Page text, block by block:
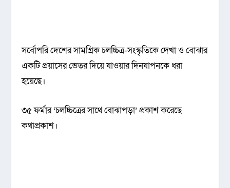
সর্বোপরি দেশের সামগ্রিক চলচ্চিত্র-সংস্কৃতিকে দেখা ও বোঝার
একটি প্রয়াসের ভেতর দিয়ে যাওয়ার দিনযাপনকে ধরা
হয়েছে।
৩৫ ফর্মার ‘চলচ্চিত্রের সাথে বোঝাপড়া’ প্রকাশ করেছে
কথাপ্রকাশ।